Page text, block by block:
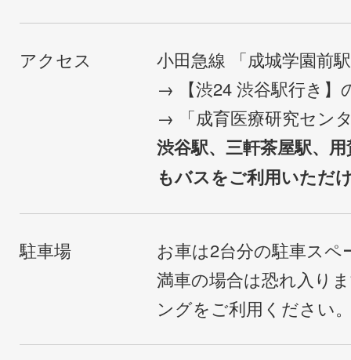
アクセス
小田急線 「成城学園前
→ 【渋24 渋谷駅行き】
→ 「成育医療研究セン
渋谷駅、三軒茶屋駅、
もバスをご利用いただ
駐車場
お車は2台分の駐車ス
満車の場合は恐れ入り
ングをご利用ください